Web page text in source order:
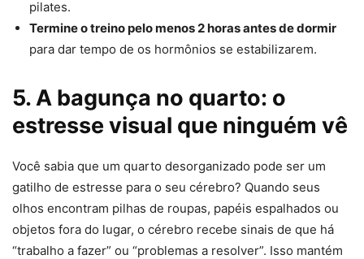
pilates.
Termine o treino pelo menos 2 horas antes de dormir
para dar tempo de os hormônios se estabilizarem.
5. A bagunça no quarto: o
estresse visual que ninguém vê
Você sabia que um quarto desorganizado pode ser um
gatilho de estresse para o seu cérebro? Quando seus
olhos encontram pilhas de roupas, papéis espalhados ou
objetos fora do lugar, o cérebro recebe sinais de que há
“trabalho a fazer” ou “problemas a resolver”. Isso mantém